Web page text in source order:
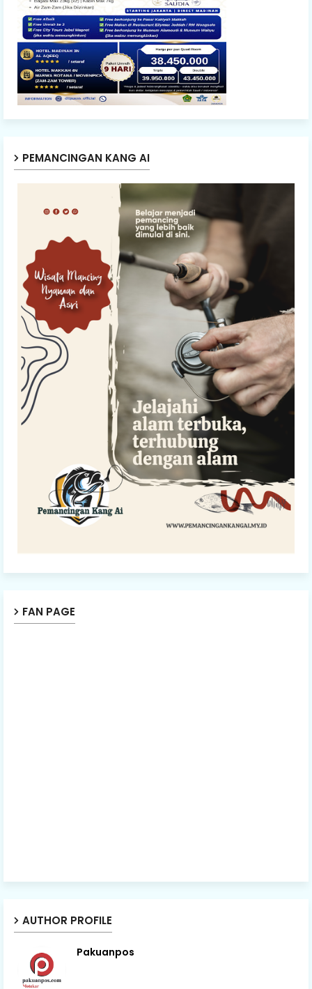
PEMANCINGAN KANG AI
FAN PAGE
AUTHOR PROFILE
Pakuanpos